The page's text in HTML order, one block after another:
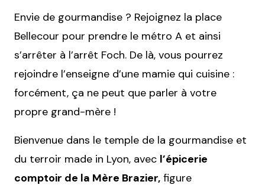
Envie de gourmandise ? Rejoignez la place
Bellecour pour prendre le métro A et ainsi
s’arrêter à l’arrêt Foch. De là, vous pourrez
rejoindre l’enseigne d’une mamie qui cuisine :
forcément, ça ne peut que parler à votre
propre grand-mère !
Bienvenue dans le temple de la gourmandise et
du terroir made in Lyon, avec l’épicerie
comptoir de la Mère Brazier, figure